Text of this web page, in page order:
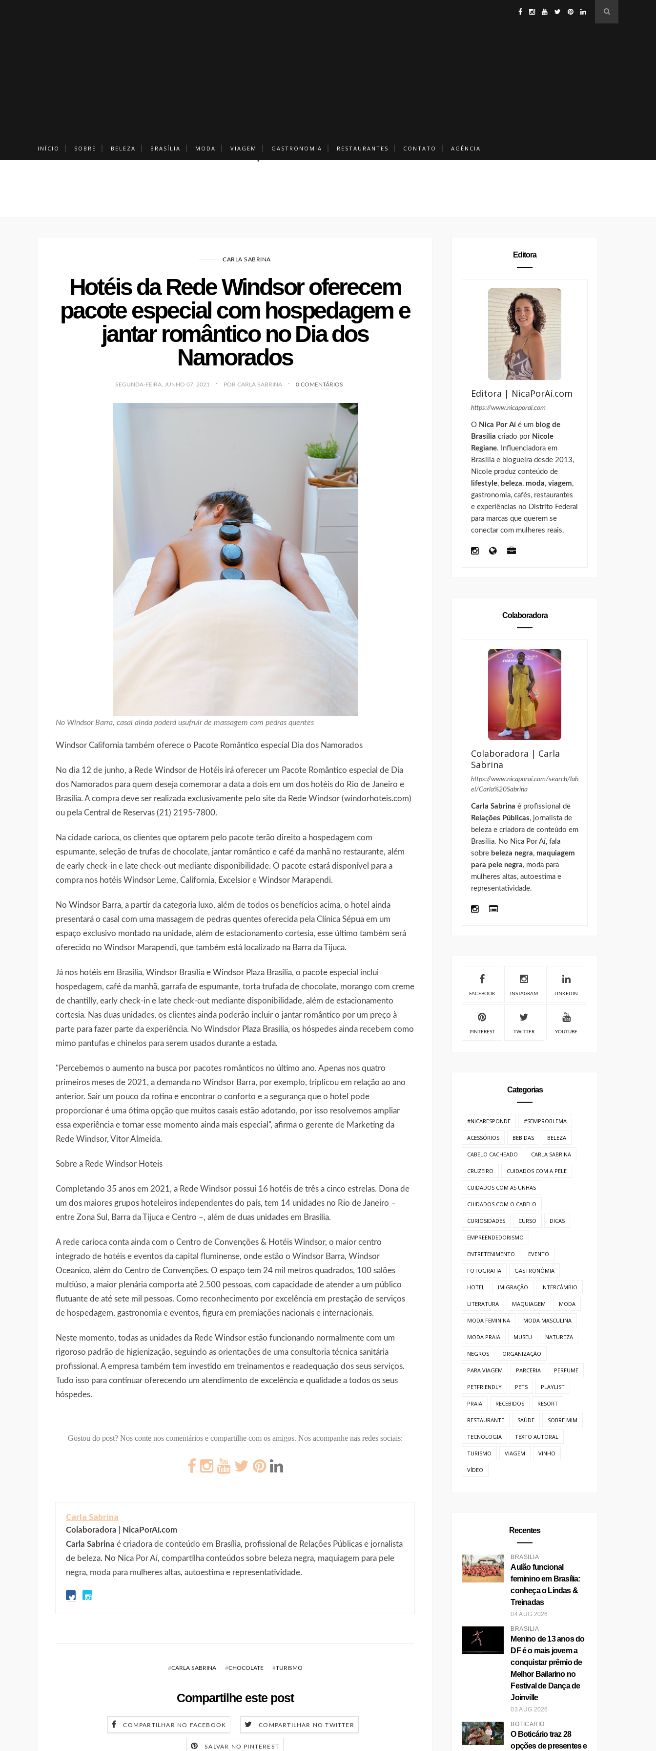
INÍCIO SOBRE BELEZA BRASÍLIA MODA VIAGEM GASTRONOMIA RESTAURANTES CONTATO AGÊNCIA
CARLA SABRINA
Hotéis da Rede Windsor oferecem
pacote especial com hospedagem e
jantar romântico no Dia dos
Namorados
SEGUNDA-FEIRA, JUNHO 07, 2021 POR CARLA SABRINA 0 COMENTÁRIOS
No Windsor Barra, casal ainda poderá usufruir de massagem com pedras quentes
Windsor California também oferece o Pacote Romântico especial Dia dos Namorados
No dia 12 de junho, a Rede Windsor de Hotéis irá oferecer um Pacote Romântico especial de Dia
dos Namorados para quem deseja comemorar a data a dois em um dos hotéis do Rio de Janeiro e
Brasília. A compra deve ser realizada exclusivamente pelo site da Rede Windsor (windorhoteis.com)
ou pela Central de Reservas (21) 2195-7800.
Na cidade carioca, os clientes que optarem pelo pacote terão direito a hospedagem com
espumante, seleção de trufas de chocolate, jantar romântico e café da manhã no restaurante, além
de early check-in e late check-out mediante disponibilidade. O pacote estará disponível para a
compra nos hotéis Windsor Leme, California, Excelsior e Windsor Marapendi.
No Windsor Barra, a partir da categoria luxo, além de todos os benefícios acima, o hotel ainda
presentará o casal com uma massagem de pedras quentes oferecida pela Clínica Sépua em um
espaço exclusivo montado na unidade, além de estacionamento cortesia, esse último também será
oferecido no Windsor Marapendi, que também está localizado na Barra da Tijuca.
Já nos hotéis em Brasília, Windsor Brasília e Windsor Plaza Brasilia, o pacote especial inclui
hospedagem, café da manhã, garrafa de espumante, torta trufada de chocolate, morango com creme
de chantilly, early check-in e late check-out mediante disponibilidade, além de estacionamento
cortesia. Nas duas unidades, os clientes ainda poderão incluir o jantar romântico por um preço à
parte para fazer parte da experiência. No Windsdor Plaza Brasilia, os hóspedes ainda recebem como
mimo pantufas e chinelos para serem usados durante a estada.
"Percebemos o aumento na busca por pacotes românticos no último ano. Apenas nos quatro
primeiros meses de 2021, a demanda no Windsor Barra, por exemplo, triplicou em relação ao ano
anterior. Sair um pouco da rotina e encontrar o conforto e a segurança que o hotel pode
proporcionar é uma ótima opção que muitos casais estão adotando, por isso resolvemos ampliar
essa experiência e tornar esse momento ainda mais especial", afirma o gerente de Marketing da
Rede Windsor, Vitor Almeida.
Sobre a Rede Windsor Hoteis
Completando 35 anos em 2021, a Rede Windsor possui 16 hotéis de três a cinco estrelas. Dona de
um dos maiores grupos hoteleiros independentes do país, tem 14 unidades no Rio de Janeiro –
entre Zona Sul, Barra da Tijuca e Centro –, além de duas unidades em Brasília.
A rede carioca conta ainda com o Centro de Convenções & Hotéis Windsor, o maior centro
integrado de hotéis e eventos da capital fluminense, onde estão o Windsor Barra, Windsor
Oceanico, além do Centro de Convenções. O espaço tem 24 mil metros quadrados, 100 salões
multiúso, a maior plenária comporta até 2.500 pessoas, com capacidade de atender a um público
flutuante de até sete mil pessoas. Como reconhecimento por excelência em prestação de serviços
de hospedagem, gastronomia e eventos, figura em premiações nacionais e internacionais.
Neste momento, todas as unidades da Rede Windsor estão funcionando normalmente com um
rigoroso padrão de higienização, seguindo as orientações de uma consultoria técnica sanitária
profissional. A empresa também tem investido em treinamentos e readequação dos seus serviços.
Tudo isso para continuar oferecendo um atendimento de excelência e qualidade a todos os seus
hóspedes.
Gostou do post? Nos conte nos comentários e compartilhe com os amigos. Nos acompanhe nas redes sociais:
Carla Sabrina
Colaboradora | NicaPorAí.com
Carla Sabrina é criadora de conteúdo em Brasília, profissional de Relações Públicas e jornalista
de beleza. No Nica Por Aí, compartilha conteúdos sobre beleza negra, maquiagem para pele
negra, moda para mulheres altas, autoestima e representatividade.
#CARLA SABRINA #CHOCOLATE #TURISMO
Compartilhe este post
COMPARTILHAR NO FACEBOOK COMPARTILHAR NO TWITTER
SALVAR NO PINTEREST
Editora
Editora | NicaPorAí.com
https://www.nicaporai.com
O Nica Por Aíé um blog de
Brasília criado por Nicole
Regiane. Influenciadora em
Brasília e blogueira desde 2013,
Nicole produz conteúdo de
lifestyle, beleza, moda,viagem,
gastronomia, cafés, restaurantes
e experiências no Distrito Federal
para marcas que querem se
conectar com mulheres reais.
Colaboradora
Colaboradora | Carla
Sabrina
https://www.nicaporai.com/search/lab
el/Carla%20Sabrina
Carla Sabrina é profissional de
Relações Públicas, jornalista de
beleza e criadora de conteúdo em
Brasília. No Nica Por Aí, fala
sobre beleza negra, maquiagem
para pele negra, moda para
mulheres altas, autoestima e
representatividade.
FACEBOOK INSTAGRAM LINKEDIN
PINTEREST TWITTER YOUTUBE
Categorias
#NICARESPONDE #SEMPROBLEMA
ACESSÓRIOS BEBIDAS BELEZA
CABELO CACHEADO CARLA SABRINA
CRUZEIRO CUIDADOS COM A PELE
CUIDADOS COM AS UNHAS
CUIDADOS COM O CABELO
CURIOSIDADES CURSO DICAS
EMPREENDEDORISMO
ENTRETENIMENTO EVENTO
FOTOGRAFIA GASTRONÔMIA
HOTEL IMIGRAÇÃO INTERCÂMBIO
LITERATURA MAQUIAGEM MODA
MODA FEMININA MODA MASCULINA
MODA PRAIA MUSEU NATUREZA
NEGROS ORGANIZAÇÃO
PARA VIAGEM PARCERIA PERFUME
PETFRIENDLY PETS PLAYLIST
PRAIA RECEBIDOS RESORT
RESTAURANTE SAÚDE SOBRE MIM
TECNOLOGIA TEXTO AUTORAL
TURISMO VIAGEM VINHO
VÍDEO
Recentes
BRASÍLIA
Aulão funcional
feminino em Brasília:
conheça o Lindas &
Treinadas
04 AUG 2026
BRASÍLIA
Menino de 13 anos do
DF é o mais jovem a
conquistar prêmio de
Melhor Bailarino no
Festival de Dança de
Joinville
03 AUG 2026
BOTICÁRIO
O Boticário traz 28
opções de presentes e